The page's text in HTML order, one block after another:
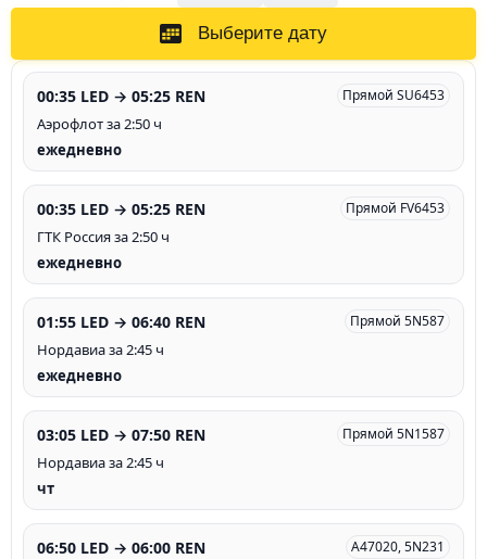
Выберите дату
00:35 LED → 05:25 REN Прямой SU6453
Аэрофлот за 2:50 ч
ежедневно
00:35 LED → 05:25 REN Прямой FV6453
ГТК Россия за 2:50 ч
ежедневно
01:55 LED → 06:40 REN Прямой 5N587
Нордавиа за 2:45 ч
ежедневно
03:05 LED → 07:50 REN Прямой 5N1587
Нордавиа за 2:45 ч
чт
06:50 LED → 06:00 REN A47020, 5N231